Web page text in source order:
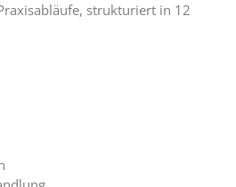
strukturiert in 12